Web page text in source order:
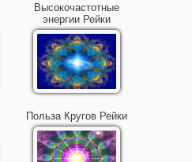
Высокочастотные
энергии Рейки
Польза Кругов Рейки